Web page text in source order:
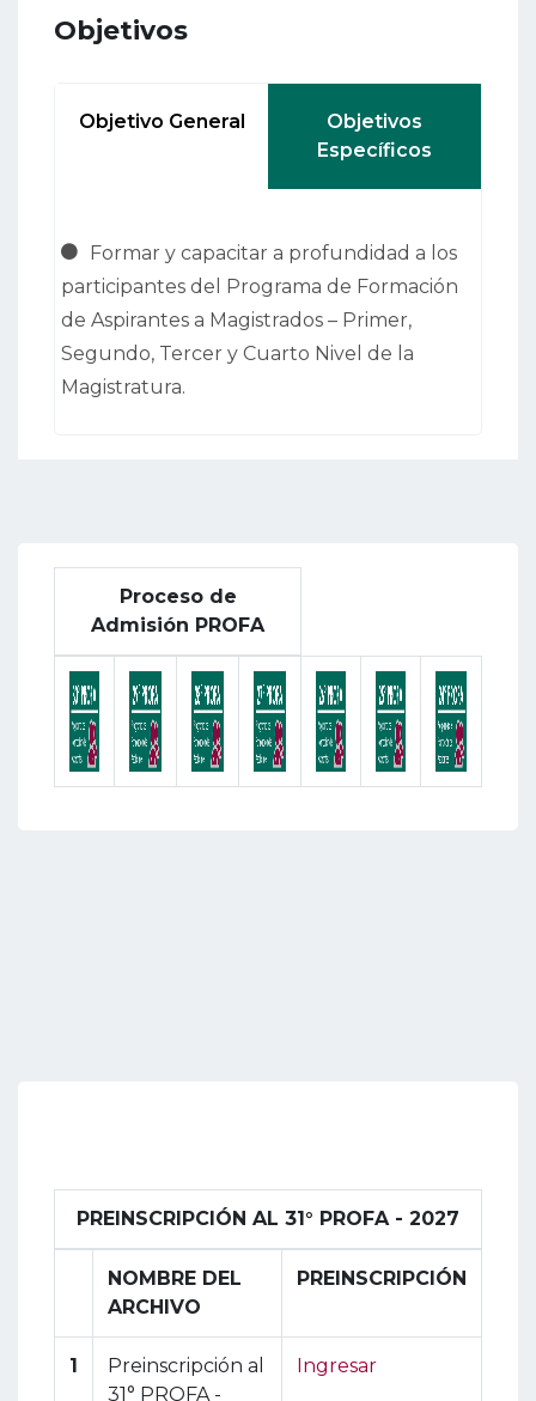
Objetivos
Objetivo General
Objetivos
Específicos
Formar y capacitar a profundidad a los
participantes del Programa de Formación
de Aspirantes a Magistrados – Primer,
Segundo, Tercer y Cuarto Nivel de la
Magistratura.
Proceso de
Admisión PROFA
PREINSCRIPCIÓN AL 31° PROFA - 2027
NOMBRE DEL
ARCHIVO
PREINSCRIPCIÓN
1
Preinscripción al
31° PROFA -
Ingresar